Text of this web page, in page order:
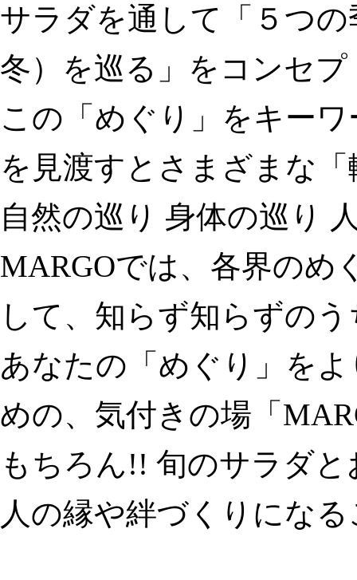
サラダを通して「５つ
冬）を巡る」をコンセ
この「めぐり」をキー
を見渡すとさまざまな
自然の巡り 身体の巡り
MARGOでは、各界のめ
して、知らず知らずの
あなたの「めぐり」を
めの、気付きの場「
もちろん!! 旬のサラダ
人の縁や絆づくりにな